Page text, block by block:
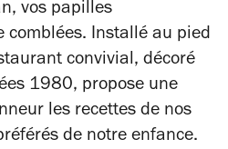
vos papilles
comblées. Installé au pied
convivial, décoré
1980, propose une
les recettes de nos
de notre enfance.